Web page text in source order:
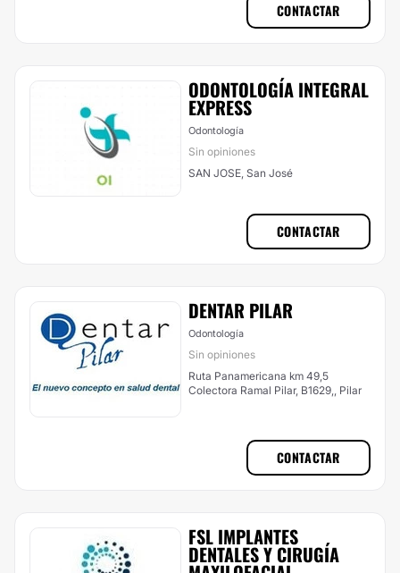
CONTACTAR
ODONTOLOGÍA INTEGRAL
EXPRESS
Odontología
Sin opiniones
SAN JOSE, San José
CONTACTAR
DENTAR PILAR
Odontología
Sin opiniones
Ruta Panamericana km 49,5
Colectora Ramal Pilar, B1629,, Pilar
CONTACTAR
FSL IMPLANTES
DENTALES Y CIRUGÍA